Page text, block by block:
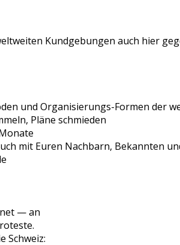
Kundgebungen auch hier
und Organisierungs-Formen der
Pläne schmieden
mit Euren Nachbarn, Bekannten
— an
Schweiz: